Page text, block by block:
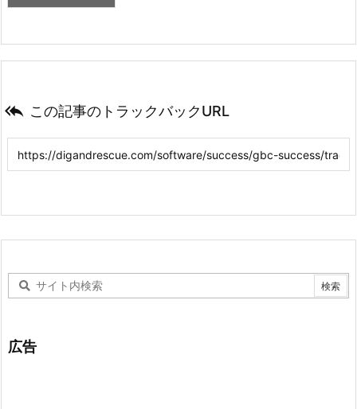
 この記事のトラックバックURL
広告